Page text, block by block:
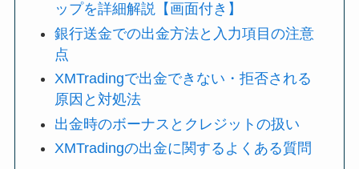
ップを詳細解説【画面付き】
銀行送金での出金方法と入力項目の注意
点
XMTradingで出金できない・拒否される
原因と対処法
出金時のボーナスとクレジットの扱い
XMTradingの出金に関するよくある質問